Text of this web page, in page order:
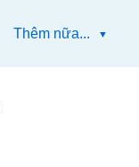
Thêm nữa...